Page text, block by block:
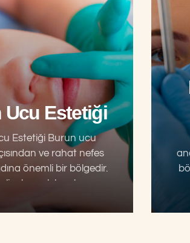
Ucu Estetiği
Estetiği Burun ucu
ve rahat nefes
önemli bir bölgedir.
yapılırken burun
diğer bölümleriyle
dikkat etmek